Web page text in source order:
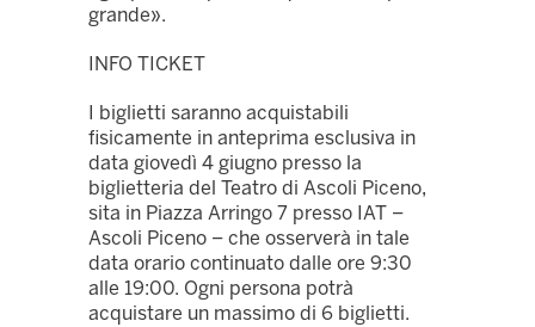
grande».
INFO TICKET
I biglietti saranno acquistabili
fisicamente in anteprima esclusiva in
data giovedì 4 giugno presso la
biglietteria del Teatro di Ascoli Piceno,
sita in Piazza Arringo 7 presso IAT –
Ascoli Piceno – che osserverà in tale
data orario continuato dalle ore 9:30
alle 19:00. Ogni persona potrà
acquistare un massimo di 6 biglietti.